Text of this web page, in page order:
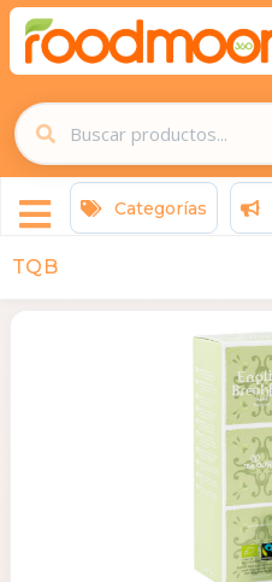
Categorías
TQB